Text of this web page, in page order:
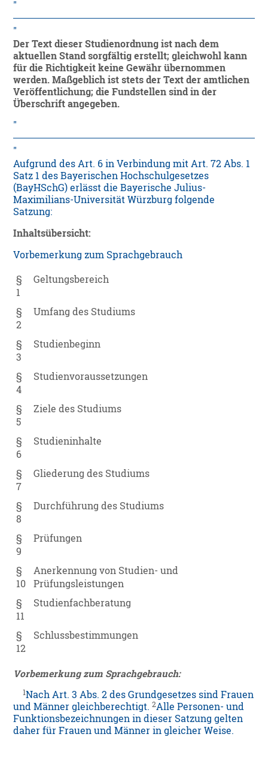
Der Text dieser Studienordnung ist nach dem
aktuellen Stand sorgfältig erstellt; gleichwohl kann
für die Richtigkeit keine Gewähr übernommen
werden. Maßgeblich ist stets der Text der amtlichen
Veröffentlichung; die Fundstellen sind in der
Überschrift angegeben.
Aufgrund des Art. 6 in Verbindung mit Art. 72 Abs. 1
Satz 1 des Bayerischen Hochschulgesetzes
(BayHSchG) erlässt die Bayerische Julius-
Maximilians-Universität Würzburg folgende
Satzung:
Inhaltsübersicht:
Vorbemerkung zum Sprachgebrauch
§
1
Geltungsbereich
§
2
Umfang des Studiums
§
3
Studienbeginn
§
4
Studienvoraussetzungen
§
5
Ziele des Studiums
§
6
Studieninhalte
§
7
Gliederung des Studiums
§
8
Durchführung des Studiums
§
9
Prüfungen
§
10
Anerkennung von Studien- und
Prüfungsleistungen
§
11
Studienfachberatung
§
12
Schlussbestimmungen
Vorbemerkung zum Sprachgebrauch:
1Nach Art. 3 Abs. 2 des Grundgesetzes sind Frauen
und Männer gleichberechtigt.2Alle Personen- und
Funktionsbezeichnungen in dieser Satzung gelten
daher für Frauen und Männer in gleicher Weise.